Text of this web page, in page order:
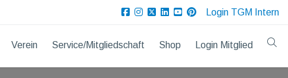
Login TGM Intern
Verein Service/Mitgliedschaft Shop Login Mitglied